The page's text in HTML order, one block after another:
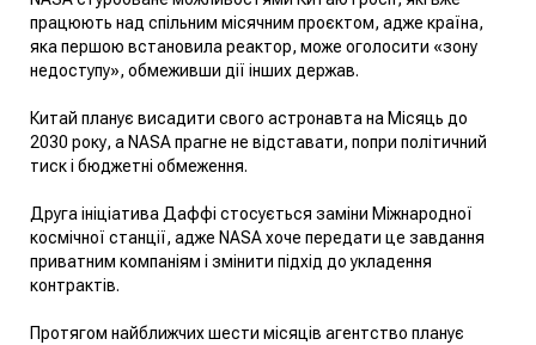
працюють над спільним місячним проєктом, адже країна,
яка першою встановила реактор, може оголосити «зону
недоступу», обмеживши дії інших держав.
Китай планує висадити свого астронавта на Місяць до
2030 року, а NASA прагне не відставати, попри політичний
тиск і бюджетні обмеження.
Друга ініціатива Даффі стосується заміни Міжнародної
космічної станції, адже NASA хоче передати це завдання
приватним компаніям і змінити підхід до укладення
контрактів.
Протягом найближчих шести місяців агентство планує